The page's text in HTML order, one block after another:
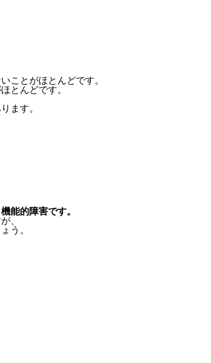
ことがほとんどです。
とんどです。
ます。
能的障害です。
、
う。